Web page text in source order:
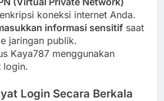
koneksi internet Anda.
informasi sensitif saat
jaringan publik.
Kaya787 menggunakan
login.
Login Secara Berkala